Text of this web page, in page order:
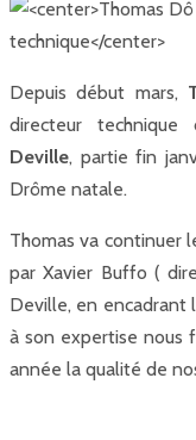
Depuis début mars,
directeur
Deville, partie fin
Drôme natale.
Thomas va continuer
par Xavier Buffo (
Deville, en encadrant
à son expertise nous
année la qualité de